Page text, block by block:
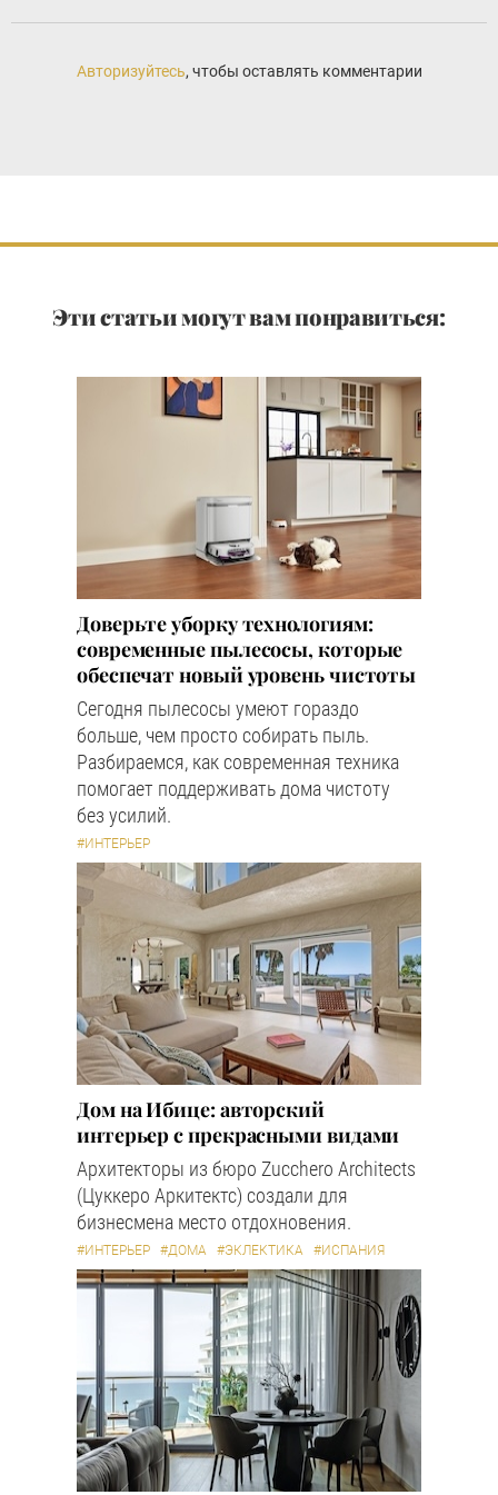
Авторизуйтесь, чтобы оставлять комментарии
Эти статьи могут вам понравиться:
Доверьте уборку технологиям:
современные пылесосы, которые
обеспечат новый уровень чистоты
Сегодня пылесосы умеют гораздо
больше, чем просто собирать пыль.
Разбираемся, как современная техника
помогает поддерживать дома чистоту
без усилий.
#ИНТЕРЬЕР
Дом на Ибице: авторский
интерьер с прекрасными видами
Архитекторы из бюро Zucchero Architects
(Цуккеро Аркитектс) создали для
бизнесмена место отдохновения.
#ИНТЕРЬЕР #ДОМА #ЭКЛЕКТИКА #ИСПАНИЯ